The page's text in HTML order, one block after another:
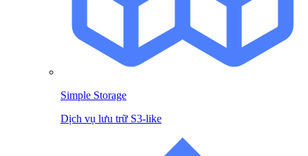
Simple Storage
Dịch vụ lưu trữ S3-like